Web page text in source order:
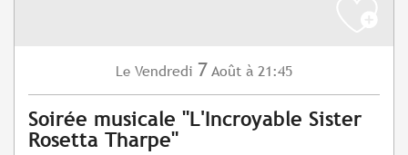
Le Vendredi 7 Août à 21:45
Soirée musicale "L'Incroyable Sister
Rosetta Tharpe"